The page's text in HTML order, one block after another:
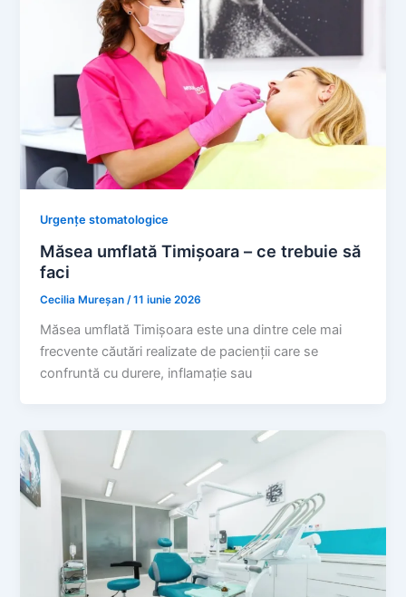
Urgențe stomatologice
Măsea umflată Timișoara – ce trebuie să
faci
Cecilia Mureșan /11 iunie 2026
Măsea umflată Timișoara este una dintre cele mai
frecvente căutări realizate de pacienții care se
confruntă cu durere, inflamație sau